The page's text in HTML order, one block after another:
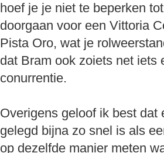
hoef je je niet te beperken
doorgaan voor een Vittoria
Pista Oro, wat je
dat Bram ook zoiets net iets
conurrentie.
Overigens geloof ik best
gelegd bijna zo snel is als
op dezelfde manier meten